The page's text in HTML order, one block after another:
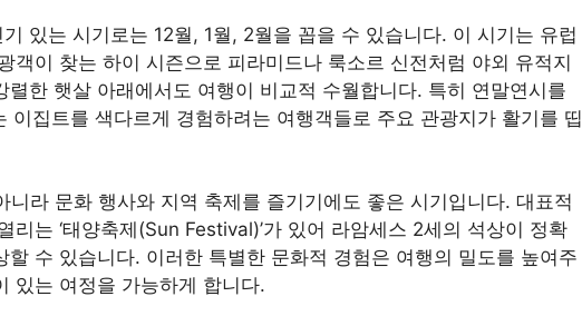
있는 시기로는 12월, 1월, 2월을 꼽을 수 있습니다. 이 시기는 유럽
객이 찾는 하이 시즌으로 피라미드나 룩소르 신전처럼 야외 유적지
렬한 햇살 아래에서도 여행이 비교적 수월합니다. 특히 연말연시를
이집트를 색다르게 경험하려는 여행객들로 주요 관광지가 활기를 띱
니라 문화 행사와 지역 축제를 즐기기에도 좋은 시기입니다. 대표적
리는 ‘태양축제(Sun Festival)’가 있어 라암세스 2세의 석상이 정확
할 수 있습니다. 이러한 특별한 문화적 경험은 여행의 밀도를 높여주
있는 여정을 가능하게 합니다.